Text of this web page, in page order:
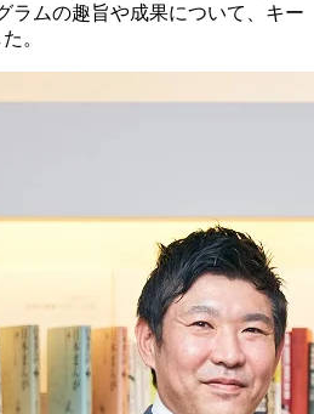
ラムの趣旨や成果について、キー
。